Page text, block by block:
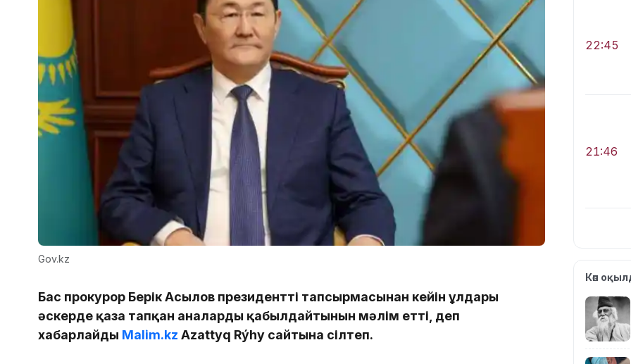
Gov.kz
Бас прокурор Берік Асылов президенттің тапсырмасынан кейін ұлдары
әскерде қаза тапқан аналарды қабылдайтынын мәлім етті, деп
хабарлайды Malim.kz Azattyq Rýhy сайтына сілтеп.
22:45
21:46
19:46
Көп